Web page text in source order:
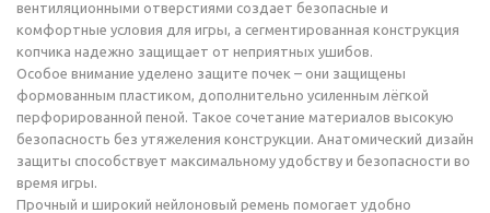
вентиляционными отверстиями создает безопасные и
комфортные условия для игры, а сегментированная конструкция
копчика надежно защищает от неприятных ушибов.
Особое внимание уделено защите почек – они защищены
формованным пластиком, дополнительно усиленным лёгкой
перфорированной пеной. Такое сочетание материалов высокую
безопасность без утяжеления конструкции. Анатомический дизайн
защиты способствует максимальному удобству и безопасности во
время игры.
Прочный и широкий нейлоновый ремень помогает удобно